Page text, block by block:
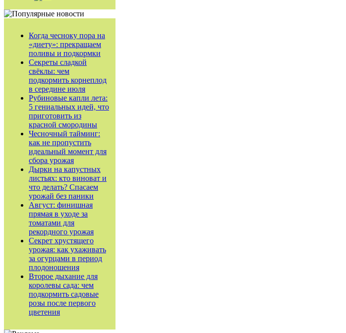
Когда чесноку пора на
«диету»: прекращаем
поливы и подкормки
Секреты сладкой
свёклы: чем
подкормить корнеплод
в середине июля
Рубиновые капли лета:
5 гениальных идей, что
приготовить из
красной смородины
Чесночный тайминг:
как не пропустить
идеальный момент для
сбора урожая
Дырки на капустных
листьях: кто виноват и
что делать? Спасаем
урожай без паники
Август: финишная
прямая в уходе за
томатами для
рекордного урожая
Секрет хрустящего
урожая: как ухаживать
за огурцами в период
плодоношения
Второе дыхание для
королевы сада: чем
подкормить садовые
розы после первого
цветения